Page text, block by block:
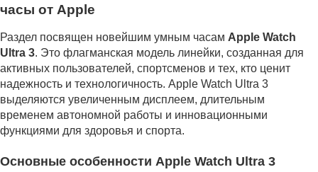
часы от Apple
Раздел посвящен новейшим умным часам Apple Watch
Ultra 3. Это флагманская модель линейки, созданная для
активных пользователей, спортсменов и тех, кто ценит
надежность и технологичность. Apple Watch Ultra 3
выделяются увеличенным дисплеем, длительным
временем автономной работы и инновационными
функциями для здоровья и спорта.
Основные особенности Apple Watch Ultra 3